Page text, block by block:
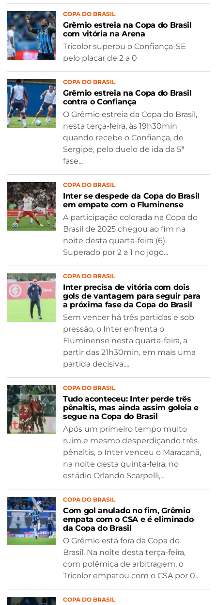
COPA DO BRASIL
Grêmio estreia na Copa do Brasil
com vitória na Arena
Tricolor superou o Confiança-SE
pelo placar de 2 a 0
COPA DO BRASIL
Grêmio estreia na Copa do Brasil
contra o Confiança
O Grêmio estreia da Copa do Brasil,
nesta terça-feira, às 19h30min
quando recebe o Confiança, de
Sergipe, pelo duelo de ida da 5ª
fase...
COPA DO BRASIL
Inter se despede da Copa do Brasil
em empate com o Fluminense
A participação colorada na Copa do
Brasil de 2025 chegou ao fim na
noite desta quarta-feira (6).
Superado por 2 a 1 no jogo...
COPA DO BRASIL
Inter precisa de vitória com dois
gols de vantagem para seguir para
a próxima fase da Copa do Brasil
Sem vencer há três partidas e sob
pressão, o Inter enfrenta o
Fluminense nesta quarta-feira, a
partir das 21h30min, em mais uma
partida decisiva....
COPA DO BRASIL
Tudo aconteceu: Inter perde três
pênaltis, mas ainda assim goleia e
segue na Copa do Brasil
Após um primeiro tempo muito
ruim e mesmo desperdiçando três
pênaltis, o Inter venceu o Maracanã,
na noite desta quinta-feira, no
estádio Orlando Scarpelli,...
COPA DO BRASIL
Com gol anulado no fim, Grêmio
empata com o CSA e é eliminado
da Copa do Brasil
O Grêmio está fora da Copa do
Brasil. Na noite desta terça-feira,
com polêmica de arbitragem, o
Tricolor empatou com o CSA por 0...
COPA DO BRASIL